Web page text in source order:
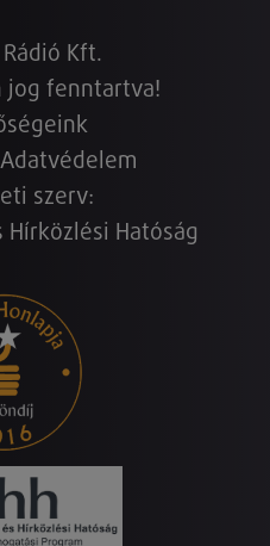
Kft.
jog fenntartva!
Adatvédelem
szerv:
Hatóság